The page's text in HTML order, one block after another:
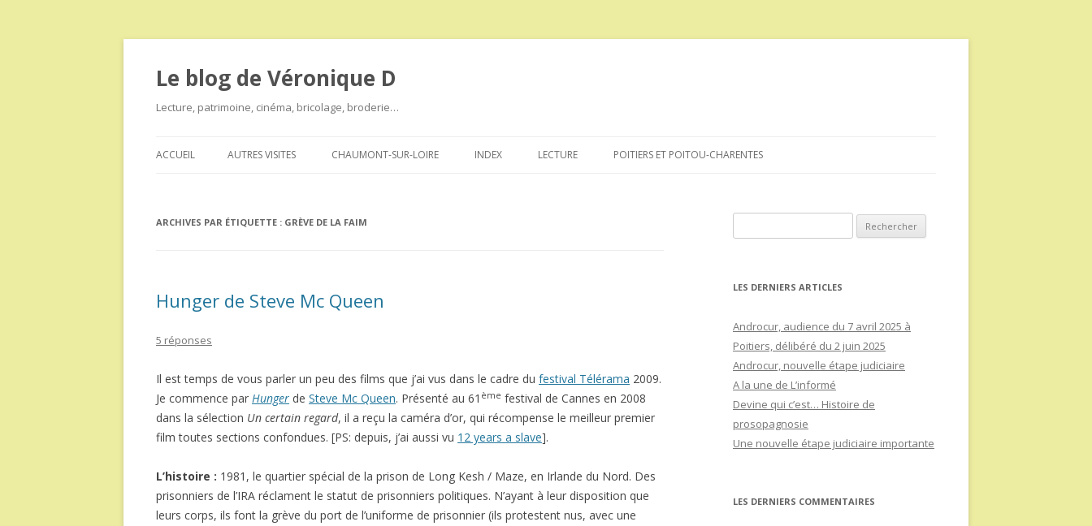
Le blog de Véronique D
Lecture, patrimoine, cinéma, bricolage, broderie…
au
ACCUEIL AUTRES VISITES CHAUMONT-SUR-LOIRE INDEX LECTURE POITIERS ET POITOU-CHARENTES
ARCHIVES PAR ÉTIQUETTE : GRÈVE DE LA FAIM
Hunger de Steve Mc Queen
5 réponses
Il est temps de vous parler un peu des films que j’ai vus dans le cadre du festival Télérama 2009.
Je commence par Hunger de Steve Mc Queen. Présenté au 61 ème festival de Cannes en 2008
dans la sélection Un certain regard, il a reçu la caméra d’or, qui récompense le meilleur premier
film toutes sections confondues. [PS: depuis, j’ai aussi vu 12 years a slave].
L’histoire : 1981, le quartier spécial de la prison de Long Kesh / Maze, en Irlande du Nord. Des
prisonniers de l’IRA réclament le statut de prisonniers politiques. N’ayant à leur disposition que
leurs corps, ils font la grève du port de l’uniforme de prisonnier (ils protestent nus, avec une
LES DERNIERS ARTICLES
Androcur, audience du 7 avril 2025 à
Poitiers, délibéré du 2 juin 2025
Androcur, nouvelle étape judiciaire
A la une de L’informé
Devine qui c’est… Histoire de
prosopagnosie
Une nouvelle étape judiciaire importante
LES DERNIERS COMMENTAIRES